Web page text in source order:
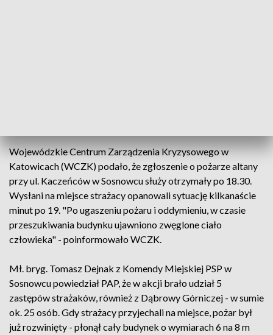
Wojewódzkie Centrum Zarządzenia Kryzysowego w
Katowicach (WCZK) podało, że zgłoszenie o pożarze altany
przy ul. Kaczeńców w Sosnowcu służy otrzymały po 18.30.
Wysłani na miejsce strażacy opanowali sytuację kilkanaście
minut po 19. "Po ugaszeniu pożaru i oddymieniu, w czasie
przeszukiwania budynku ujawniono zwęglone ciało
człowieka" - poinformowało WCZK.
Mł. bryg. Tomasz Dejnak z Komendy Miejskiej PSP w
Sosnowcu powiedział PAP, że w akcji brało udział 5
zastępów strażaków, również z Dąbrowy Górniczej - w sumie
ok. 25 osób. Gdy strażacy przyjechali na miejsce, pożar był
już rozwinięty - płonął cały budynek o wymiarach 6 na 8 m